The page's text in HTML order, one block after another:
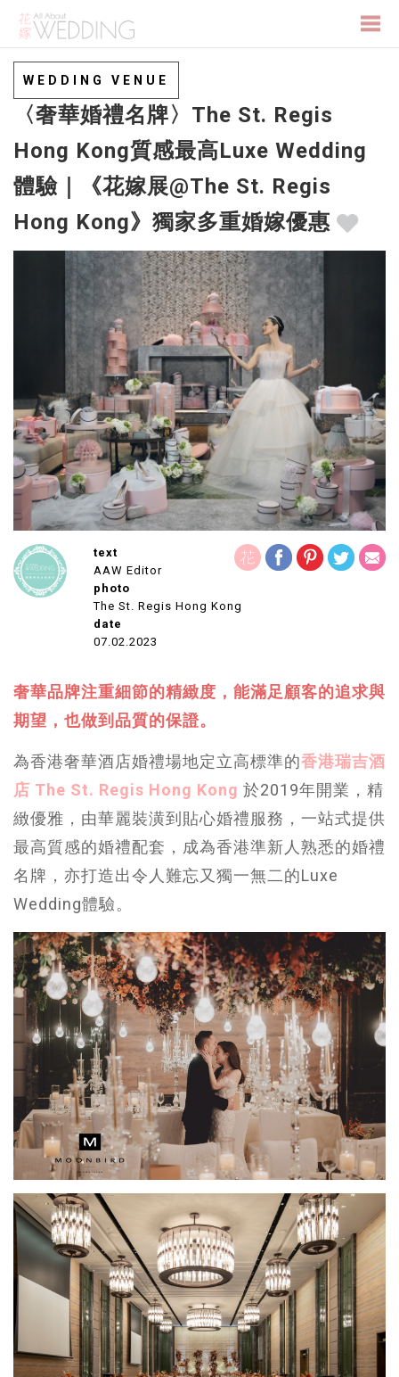
WEDDING VENUE
〈奢華婚禮名牌〉The St. Regis
Hong Kong質感最高Luxe Wedding
體驗｜《花嫁展@The St. Regis
Hong Kong》獨家多重婚嫁優惠
text
AAW Editor
photo
The St. Regis Hong Kong
date
07.02.2023
奢華品牌注重細節的精緻度，能滿足顧客的追求與
期望，也做到品質的保證。
為香港奢華酒店婚禮場地定立高標準的香港瑞吉酒
店 The St. Regis Hong Kong 於2019年開業，精
緻優雅，由華麗裝潢到貼心婚禮服務，一站式提供
最高質感的婚禮配套，成為香港準新人熟悉的婚禮
名牌，亦打造出令人難忘又獨一無二的Luxe
Wedding體驗。